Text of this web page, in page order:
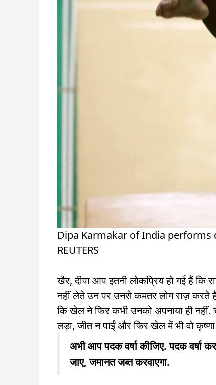
Dipa Karmakar of India
REUTERS
खैर, दीपा आप इतनी लोकप्रिय हो गई हैं कि
नहीं लेते उन पर उनसे कमतर लोग राज़ करते
कि खेल ने फिर कभी उनको अपनाया ही नहीं.
लड़ा, जीत न पाईं और फिर खेल में भी वो कृष्णा
अभी आप पदक वर्षा कीजिए. पदक वर्षा
जाए, जमानत जब्त करवाएगा.